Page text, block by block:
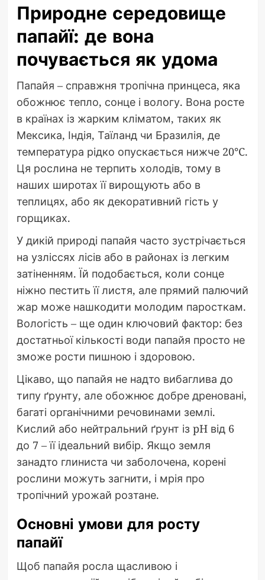
Природне середовище
папайї: де вона
почувається як удома
Папайя – справжня тропічна принцеса, яка
обожнює тепло, сонце і вологу. Вона росте
в країнах із жарким кліматом, таких як
Мексика, Індія, Таїланд чи Бразилія, де
температура рідко опускається нижче 20°C.
Ця рослина не терпить холодів, тому в
наших широтах її вирощують або в
теплицях, або як декоративний гість у
горщиках.
У дикій природі папайя часто зустрічається
на узліссях лісів або в районах із легким
затіненням. Їй подобається, коли сонце
ніжно пестить її листя, але прямий палючий
жар може нашкодити молодим паросткам.
Вологість – ще один ключовий фактор: без
достатньої кількості води папайя просто не
зможе рости пишною і здоровою.
Цікаво, що папайя не надто вибаглива до
типу ґрунту, але обожнює добре дреновані,
багаті органічними речовинами землі.
Кислий або нейтральний ґрунт із pH від 6
до 7 – її ідеальний вибір. Якщо земля
занадто глиниста чи заболочена, корені
рослини можуть загнити, і мрія про
тропічний урожай розтане.
Основні умови для росту
папайї
Щоб папайя росла щасливою і